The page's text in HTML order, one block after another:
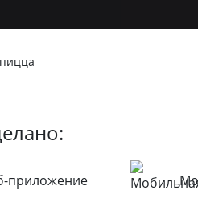
приложение